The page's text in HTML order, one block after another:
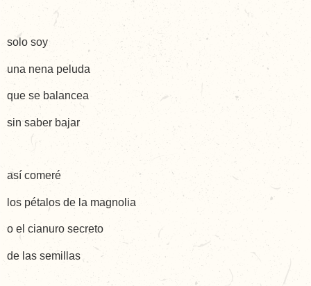
solo soy
una nena peluda
que se balancea
sin saber bajar
así comeré
los pétalos de la magnolia
o el cianuro secreto
de las semillas